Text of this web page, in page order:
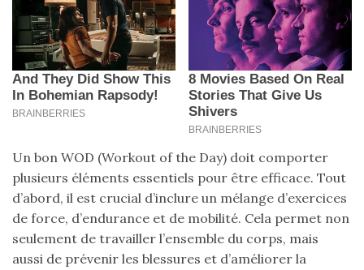
Un bon WOD (Workout of the Day) doit comporter
plusieurs éléments essentiels pour être efficace. Tout
d’abord, il est crucial d’inclure un mélange d’exercices
de force, d’endurance et de mobilité. Cela permet non
seulement de travailler l’ensemble du corps, mais
aussi de prévenir les blessures et d’améliorer la